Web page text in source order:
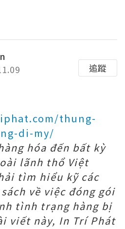
追蹤
thung-
di-my/
hóa đến bất kỳ
lãnh thổ Việt
tìm hiểu kỹ các
về việc đóng gói
tình trạng hàng bị
viết này, In Trí Phát